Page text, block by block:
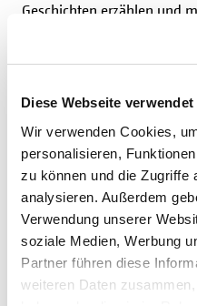
Diese Webseite
Wir verwenden Cookies,
personalisieren,
zu können und die Zugriffe
analysieren. Außerdem
Verwendung unserer
soziale Medien, Werbung
Partner führen diese
weiteren Daten
Geschichten erzählen und
erfinden können wir
Diözesanen
anderen Kitas erhalten in
Bücherkiste.
Die Bücherkiste ist
Leitungen, Erzieherinnen
die ihnen anvertrauten
Zeiten.